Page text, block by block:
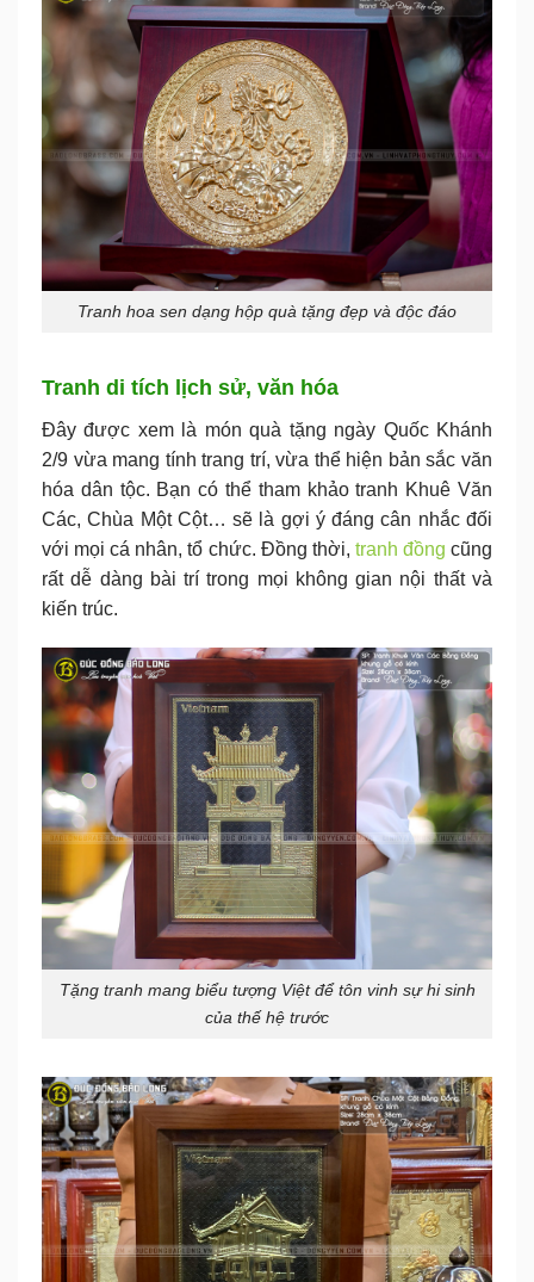
Tranh hoa sen dạng hộp quà tặng đẹp và độc đáo
Tranh di tích lịch sử, văn hóa
Đây được xem là món quà tặng ngày Quốc Khánh
2/9 vừa mang tính trang trí, vừa thể hiện bản sắc văn
hóa dân tộc. Bạn có thể tham khảo tranh Khuê Văn
Các, Chùa Một Cột… sẽ là gợi ý đáng cân nhắc đối
với mọi cá nhân, tổ chức. Đồng thời, tranh đồng cũng
rất dễ dàng bài trí trong mọi không gian nội thất và
kiến trúc.
Tặng tranh mang biểu tượng Việt để tôn vinh sự hi sinh
của thế hệ trước